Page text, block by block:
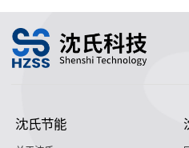
沈氏节能